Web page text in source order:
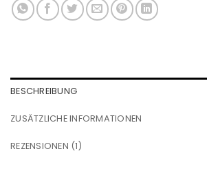
BESCHREIBUNG
ZUSÄTZLICHE INFORMATIONEN
REZENSIONEN (1)